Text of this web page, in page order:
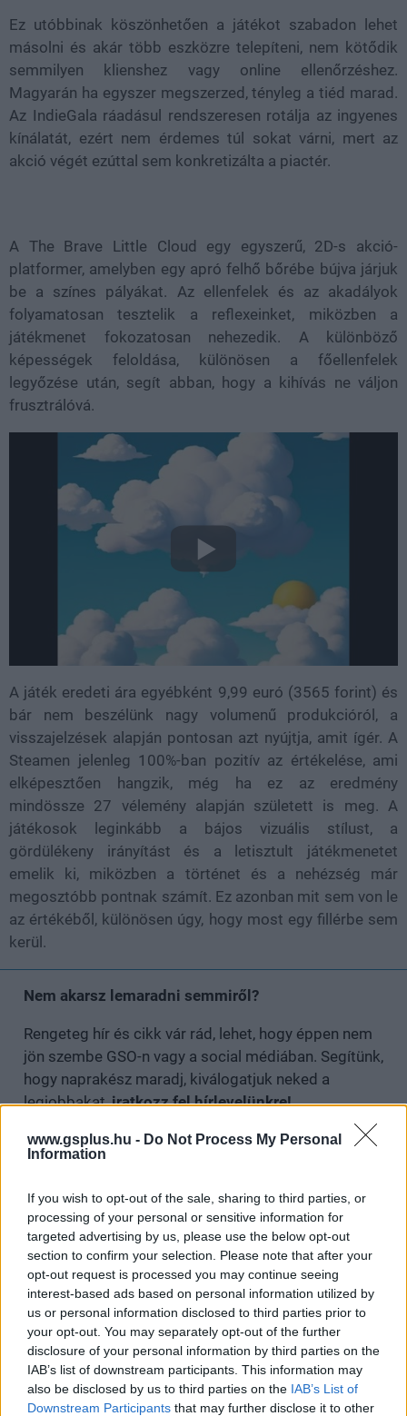
www.gsplus.hu - Do Not Process My Personal
Information
If you wish to opt-out of the sale, sharing to third parties, or
processing of your personal or sensitive information for
targeted advertising by us, please use the below opt-out
section to confirm your selection. Please note that after your
opt-out request is processed you may continue seeing
interest-based ads based on personal information utilized by
us or personal information disclosed to third parties prior to
your opt-out. You may separately opt-out of the further
disclosure of your personal information by third parties on the
IAB’s list of downstream participants. This information may
also be disclosed by us to third parties on the IAB’s List of
Downstream Participants that may further disclose it to other
Ez utóbbinak köszönhetően a játékot szabadon lehet
másolni és akár több eszközre telepíteni, nem kötődik
semmilyen klienshez vagy online ellenőrzéshez.
Magyarán ha egyszer megszerzed, tényleg a tiéd marad.
Az IndieGala ráadásul rendszeresen rotálja az ingyenes
kínálatát, ezért nem érdemes túl sokat várni, mert az
akció végét ezúttal sem konkretizálta a piactér.
A The Brave Little Cloud egy egyszerű, 2D-s akció-
platformer, amelyben egy apró felhő bőrébe bújva járjuk
be a színes pályákat. Az ellenfelek és az akadályok
folyamatosan tesztelik a reflexeinket, miközben a
játékmenet fokozatosan nehezedik. A különböző
képességek feloldása, különösen a főellenfelek
legyőzése után, segít abban, hogy a kihívás ne váljon
frusztrálóvá.
A játék eredeti ára egyébként 9,99 euró (3565 forint) és
bár nem beszélünk nagy volumenű produkcióról, a
visszajelzések alapján pontosan azt nyújtja, amit ígér. A
Steamen jelenleg 100%-ban pozitív az értékelése, ami
elképesztően hangzik, még ha ez az eredmény
mindössze 27 vélemény alapján született is meg. A
játékosok leginkább a bájos vizuális stílust, a
gördülékeny irányítást és a letisztult játékmenetet
emelik ki, miközben a történet és a nehézség már
megosztóbb pontnak számít. Ez azonban mit sem von le
az értékéből, különösen úgy, hogy most egy fillérbe sem
kerül.
Nem akarsz lemaradni semmiről?
Rengeteg hír és cikk vár rád, lehet, hogy éppen nem
jön szembe GSO-n vagy a social médiában. Segítünk,
hogy naprakész maradj, kiválogatjuk neked a
legjobbakat,iratkozz fel hírlevelünkre!
megismertem és azt elfogadom.
Feliratkozom
SMASH by Meló-Diák: Homok, zene és a nyár legjobb
hangulata – Jön a második forduló! (X)
Július végén folytatódik a balatoni strandröplabda-
sorozat.